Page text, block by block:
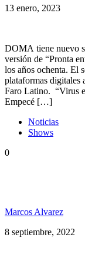
13 enero, 2023
DOMA tiene nuevo
versión de “Pronta
los años ochenta. El
plataformas digitales
Faro Latino. “Virus
Empecé […]
Noticias
Shows
0
Marcos Alvarez
8 septiembre, 2022